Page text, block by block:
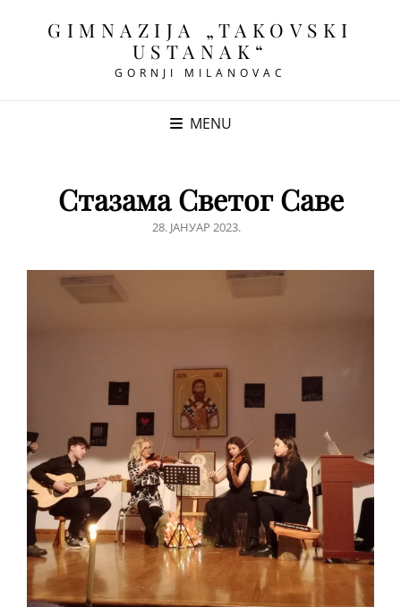
GIMNAZIJA „TAKOVSKI
USTANAK“
GORNJI MILANOVAC
MENU
Стазама Светог Саве
POSTED
28. ЈАНУАР 2023.